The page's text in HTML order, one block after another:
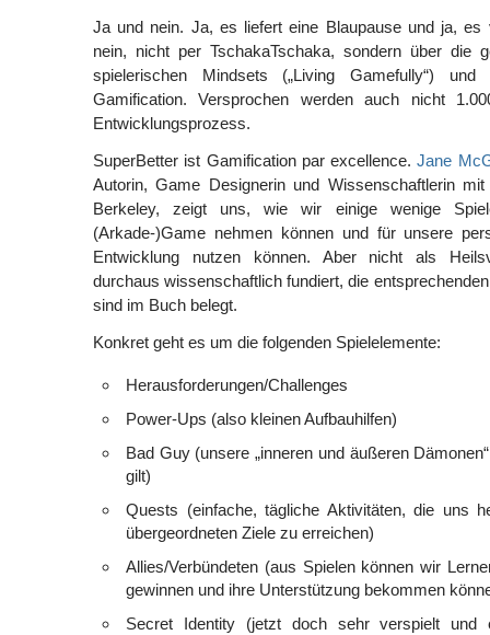
Ja und nein. Ja, es liefert eine Blaupause und ja, es
nein, nicht per TschakaTschaka, sondern über die
spielerischen Mindsets („Living Gamefully“)
Gamification. Versprochen werden auch nicht
Entwicklungsprozess.
SuperBetter ist Gamification par excellence.Jane
Autorin, Game Designerin und Wissenschaftlerin
Berkeley, zeigt uns, wie wir einige wenige
(Arkade-)Game nehmen können und für unsere
Entwicklung nutzen können. Aber nicht als
durchaus wissenschaftlich fundiert, die
sind im Buch belegt.
Konkret geht es um die folgenden Spielelemente:
Herausforderungen/Challenges
Power-Ups (also kleinen Aufbauhilfen)
Bad Guy (unsere „inneren und äußeren
gilt)
Quests (einfache, tägliche Aktivitäten, die uns
übergeordneten Ziele zu erreichen)
Allies/Verbündeten (aus Spielen können wir
gewinnen und ihre Unterstützung bekommen
Secret Identity (jetzt doch sehr verspielt und